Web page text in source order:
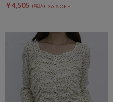
￥4,505 36％OFF